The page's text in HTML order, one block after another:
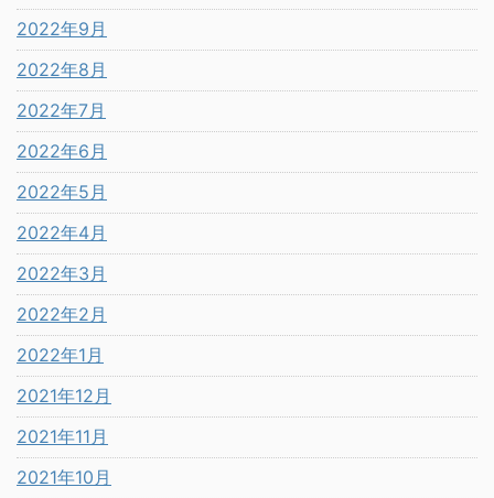
2022年9月
2022年8月
2022年7月
2022年6月
2022年5月
2022年4月
2022年3月
2022年2月
2022年1月
2021年12月
2021年11月
2021年10月